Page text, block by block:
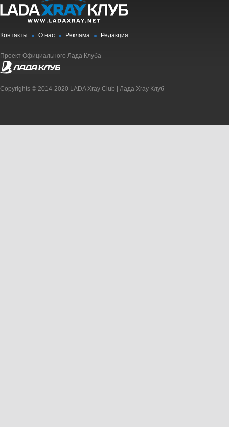
Контакты О нас Реклама Редакция
Проект Официального Лада Клуба
Copyrights © 2014-2020 LADA Xray Club | Лада Xray Клуб